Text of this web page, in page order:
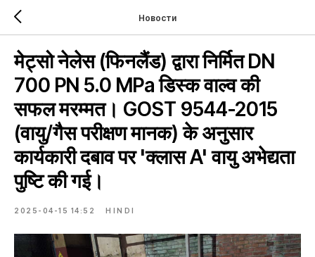
Новости
मेट्सो नेलेस (फिनलैंड) द्वारा निर्मित DN
700 PN 5.0 MPa डिस्क वाल्व की
सफल मरम्मत। GOST 9544-2015
(वायु/गैस परीक्षण मानक) के अनुसार
कार्यकारी दबाव पर 'क्लास A' वायु अभेद्यता
पुष्टि की गई।
2025-04-15 14:52 HINDI